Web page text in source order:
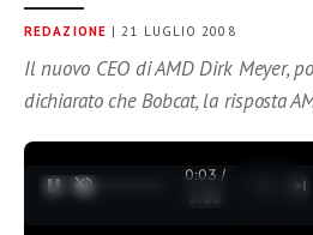
REDAZIONE | 21 LUGLIO 2008
Il nuovo CEO di AMD Dirk Meyer,
dichiarato che Bobcat, la risposta
0:03 /
3:35